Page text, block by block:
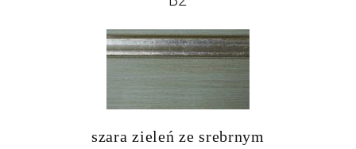
szara zieleń ze srebrnym